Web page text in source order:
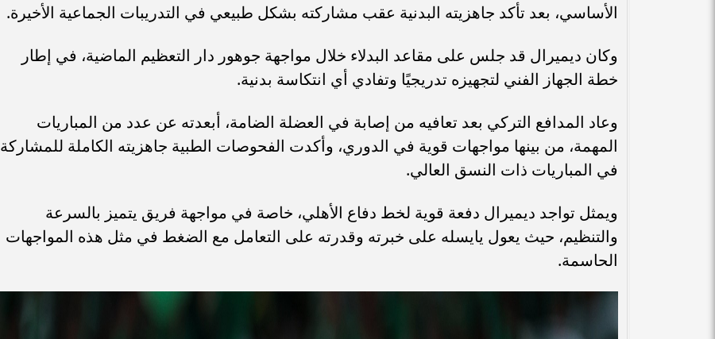
الأساسي، بعد تأكد جاهزيته البدنية عقب مشاركته بشكل طبيعي في التدريبات الجماعية الأخيرة.
وكان ديميرال قد جلس على مقاعد البدلاء خلال مواجهة جوهور دار التعظيم الماضية، في إطار
خطة الجهاز الفني لتجهيزه تدريجيًا وتفادي أي انتكاسة بدنية.
وعاد المدافع التركي بعد تعافيه من إصابة في العضلة الضامة، أبعدته عن عدد من المباريات
المهمة، من بينها مواجهات قوية في الدوري، وأكدت الفحوصات الطبية جاهزيته الكاملة للمشاركة
في المباريات ذات النسق العالي.
ويمثل تواجد ديميرال دفعة قوية لخط دفاع الأهلي، خاصة في مواجهة فريق يتميز بالسرعة
والتنظيم، حيث يعول يايسله على خبرته وقدرته على التعامل مع الضغط في مثل هذه المواجهات
الحاسمة.